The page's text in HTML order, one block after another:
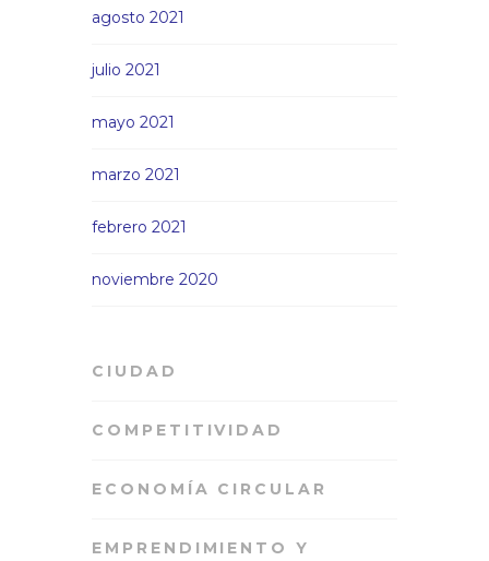
agosto 2021
julio 2021
mayo 2021
marzo 2021
febrero 2021
noviembre 2020
CIUDAD
COMPETITIVIDAD
ECONOMÍA CIRCULAR
EMPRENDIMIENTO Y